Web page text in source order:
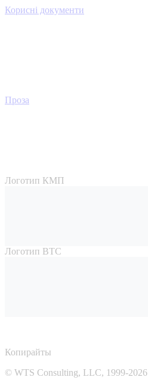
Корисні документи
Проза
Логотип КМП
Логотип ВТС
Копирайты
© WTS Consulting, LLC, 1999-2026